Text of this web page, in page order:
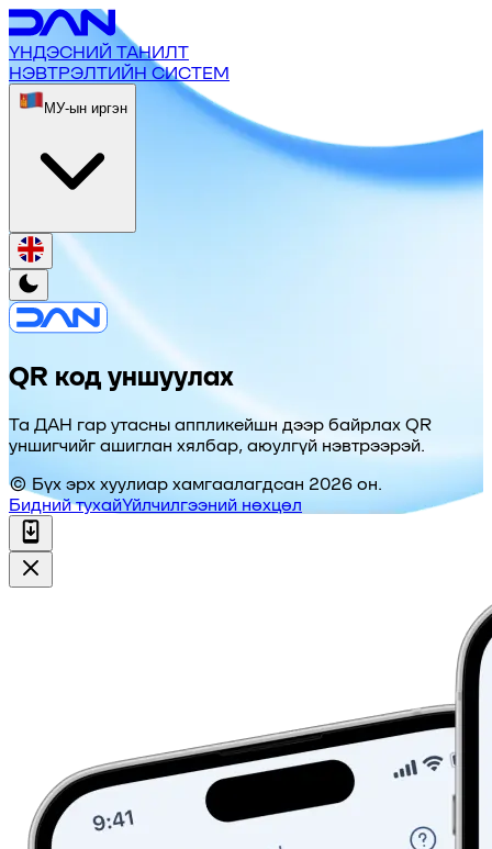
ҮНДЭСНИЙ ТАНИЛТ
НЭВТРЭЛТИЙН СИСТЕМ
МУ-ын иргэн
QR код уншуулах
Та ДАН гар утасны аппликейшн дээр байрлах QR
уншигчийг ашиглан хялбар, аюулгүй нэвтрээрэй.
© Бүх эрх хуулиар хамгаалагдсан 2026 он.
Бидний тухайҮйлчилгээний нөхцөл